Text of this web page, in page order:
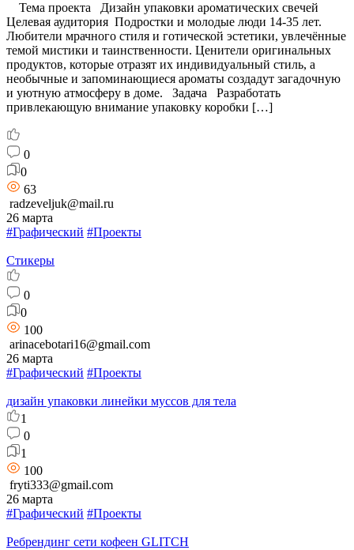
Тема проекта Дизайн упаковки ароматических свечей
Целевая аудитория Подростки и молодые люди 14-35 лет.
Любители мрачного стиля и готической эстетики, увлечённые
темой мистики и таинственности. Ценители оригинальных
продуктов, которые отразят их индивидуальный стиль, а
необычные и запоминающиеся ароматы создадут загадочную
и уютную атмосферу в доме. Задача Разработать
привлекающую внимание упаковку коробки […]
0
0
63
radzeveljuk@mail.ru
26 марта
#Графический #Проекты
Стикеры
0
0
100
arinacebotari16@gmail.com
26 марта
#Графический #Проекты
дизайн упаковки линейки муссов для тела
1
0
1
100
fryti333@gmail.com
26 марта
#Графический #Проекты
Ребрендинг сети кофеен GLITCH